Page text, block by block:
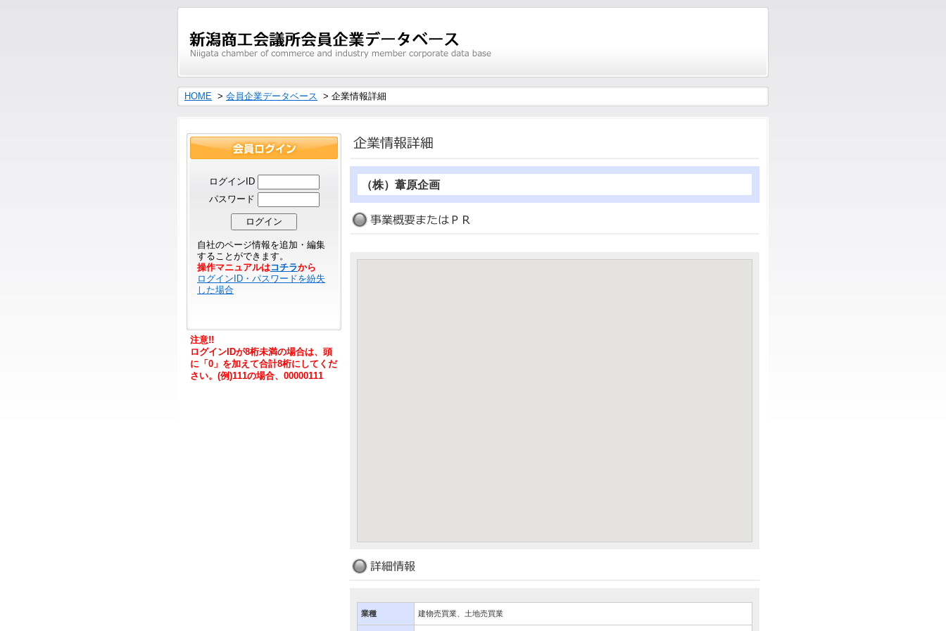
HOME > 会員企業データベース > 企業情報詳細
ログインID
パスワード
自社のページ情報を追加・編集
することができます。
操作マニュアルはコチラから
ログインID・パスワードを紛失
した場合
注意!!
ログインIDが8桁未満の場合は、頭
に「0」を加えて合計8桁にしてくだ
さい。(例)111の場合、00000111
（株）葦原企画
業種 建物売買業、土地売買業